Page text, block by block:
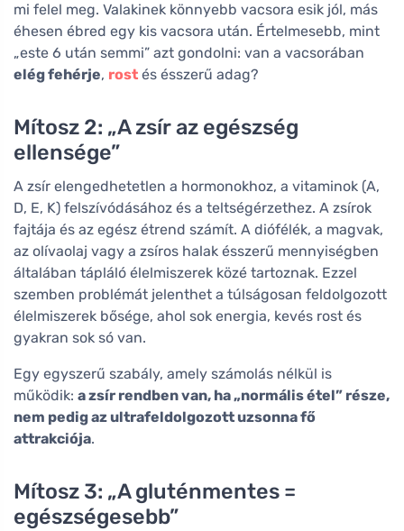
mi felel meg. Valakinek könnyebb vacsora esik jól, más
éhesen ébred egy kis vacsora után. Értelmesebb, mint
„este 6 után semmi” azt gondolni: van a vacsorában
elég fehérje, rost és ésszerű adag?
Mítosz 2: „A zsír az egészség
ellensége”
A zsír elengedhetetlen a hormonokhoz, a vitaminok (A,
D, E, K) felszívódásához és a teltségérzethez. A zsírok
fajtája és az egész étrend számít. A diófélék, a magvak,
az olívaolaj vagy a zsíros halak ésszerű mennyiségben
általában tápláló élelmiszerek közé tartoznak. Ezzel
szemben problémát jelenthet a túlságosan feldolgozott
élelmiszerek bősége, ahol sok energia, kevés rost és
gyakran sok só van.
Egy egyszerű szabály, amely számolás nélkül is
működik: a zsír rendben van, ha „normális étel” része,
nem pedig az ultrafeldolgozott uzsonna fő
attrakciója.
Mítosz 3: „A gluténmentes =
egészségesebb”